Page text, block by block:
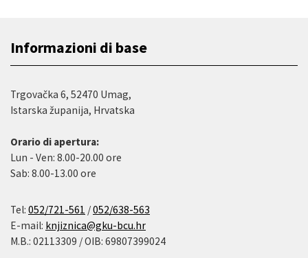
Informazioni di base
Trgovačka 6, 52470 Umag,
Istarska županija, Hrvatska
Orario di apertura:
Lun - Ven: 8.00-20.00 ore
Sab: 8.00-13.00 ore
Tel: 052/721-561 /052/638-563
E-mail: knjiznica@gku-bcu.hr
M.B.: 02113309 / OIB: 69807399024